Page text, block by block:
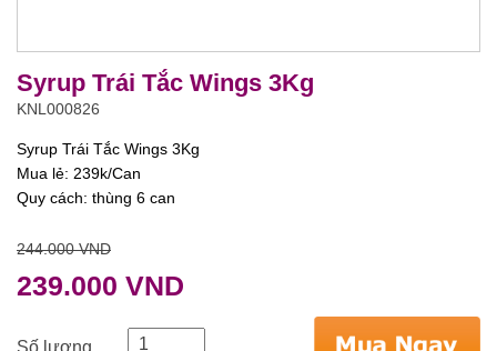
Syrup Trái Tắc Wings 3Kg
KNL000826
Syrup Trái Tắc Wings 3Kg
Mua lẻ: 239k/Can
Quy cách: thùng 6 can
244.000 VND
239.000 VND
Số lượng